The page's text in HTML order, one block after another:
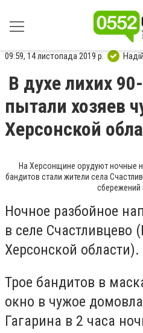
09:59, 14 листопада 2019 р.
В духе лихих
пытали хозяев
Херсонской
На Херсонщине орудуют ночные
бандитов стали жители села
сбережений
Ночное разбойное
в селе Счастливцево
Херсонской области).
Трое бандитов в
окно в чужое
Гагарина в 2 часа